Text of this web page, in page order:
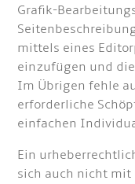
Grafik-
mittels eines
einzufügen und
Im Übrigen fehle
erforderliche
einfachen
Ein
sich auch nicht mit